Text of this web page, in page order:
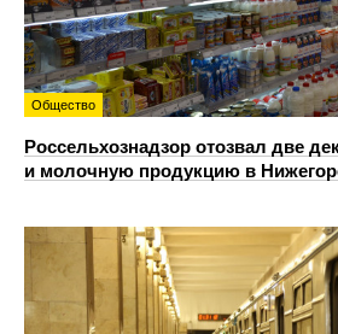
Общество
Россельхознадзор отозвал две
и молочную продукцию в